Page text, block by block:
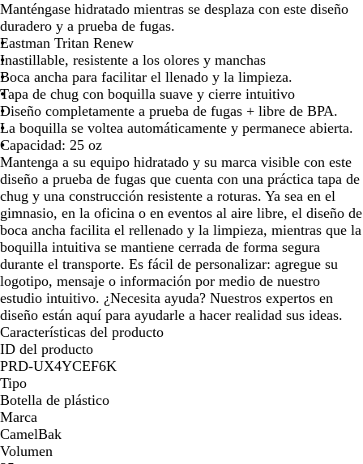
para
arrastrar
para
arrastrar
para
para
a
r
b
ó
n
r
a
n
s
p
a
r
e
n
t
e
x
f
o
r
d
Manténgase hidratado mientras se desplaza con este diseño
duradero y a prueba de fugas.
Eastman Tritan Renew
Inastillable, resistente a los olores y manchas
Boca ancha para facilitar el llenado y la limpieza.
Tapa de chug con boquilla suave y cierre intuitivo
Diseño completamente a prueba de fugas + libre de BPA.
La boquilla se voltea automáticamente y permanece abierta.
Capacidad: 25 oz
Mantenga a su equipo hidratado y su marca visible con este
diseño a prueba de fugas que cuenta con una práctica tapa de
chug y una construcción resistente a roturas. Ya sea en el
gimnasio, en la oficina o en eventos al aire libre, el diseño de
boca ancha facilita el rellenado y la limpieza, mientras que la
boquilla intuitiva se mantiene cerrada de forma segura
durante el transporte. Es fácil de personalizar: agregue su
logotipo, mensaje o información por medio de nuestro
estudio intuitivo. ¿Necesita ayuda? Nuestros expertos en
diseño están aquí para ayudarle a hacer realidad sus ideas.
Características del producto
ID del producto
PRD-UX4YCEF6K
Tipo
Botella de plástico
Marca
CamelBak
Volumen